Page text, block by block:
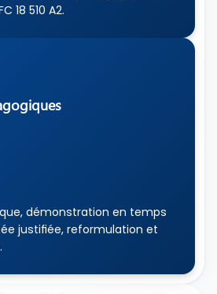
18 510 A2.
démonstration en temps
justifiée, reformulation et